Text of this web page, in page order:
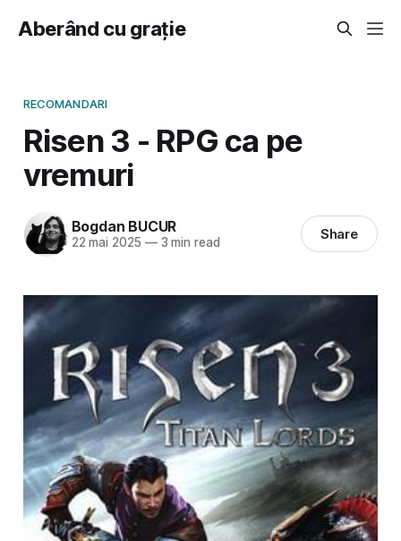
Aberând cu grație
RECOMANDARI
Risen 3 - RPG ca pe
vremuri
Bogdan BUCUR
22 mai 2025 —3 min read Share